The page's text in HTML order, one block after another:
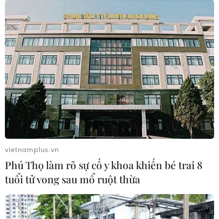
Futsal Việt Nam bất bại sau trận hòa
khó tin trước chủ nhà Thái Lan
06/08/2026 02:38
Toàn cảnh ASEAN Cup: Thái
Lan "thắng như chẻ tre", thách thức
tuyển Việt Nam
05/08/2026 07:15
Nhận định Philippines vs
Thái Lan: Madam Pang treo thưởng
tiền tỷ, "Voi chiến" quyết thắng
04/08/2026 09:19
vietnamplus.vn
Phú Thọ làm rõ sự cố y khoa khiến bé trai 8
tuổi tử vong sau mổ ruột thừa